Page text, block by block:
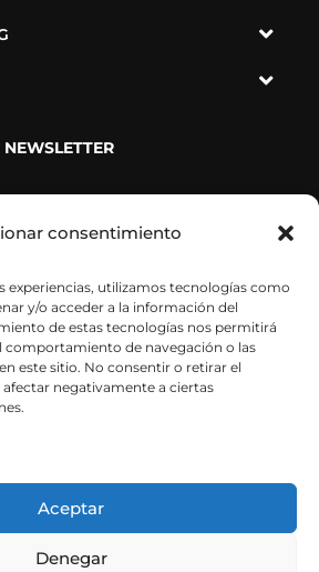
consentimiento
experiencias, utilizamos tecnologías como
y/o acceder a la información del
de estas tecnologías nos permitirá
comportamiento de navegación o las
este sitio. No consentir o retirar el
negativamente a ciertas
Aceptar
Denegar